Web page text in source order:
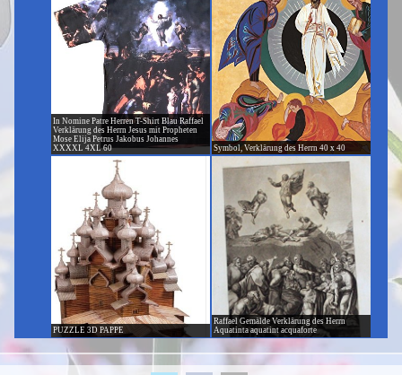
In Nomine Patre Herren T-Shirt Blau Raffael
Verklärung des Herrn Jesus mit Propheten
Mose Elija Petrus Jakobus Johannes
XXXXL 4XL 60
Symbol, Verklärung des Herrn 40 x 40
PUZZLE 3D PAPPE
Raffael Gemälde Verklärung des Herrn
Aquatinta aquatint acquaforte